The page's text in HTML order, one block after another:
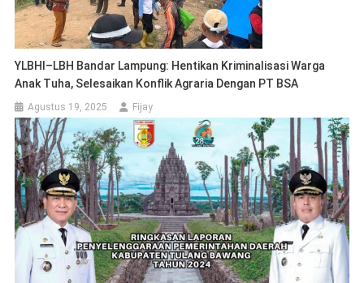
YLBHI–LBH Bandar Lampung: Hentikan Kriminalisasi Warga
Anak Tuha, Selesaikan Konflik Agraria Dengan PT BSA
Agustus 19, 2025 Fijay